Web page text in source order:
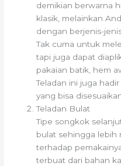
demikian berwarna
klasik, melainkan
dengan berjenis-
Tak cuma untuk
tapi juga dapat
pakaian batik, hem
Teladan ini juga
yang bisa
Teladan Bulat
Tipe songkok
bulat sehingga lebih
terhadap
terbuat dari bahan